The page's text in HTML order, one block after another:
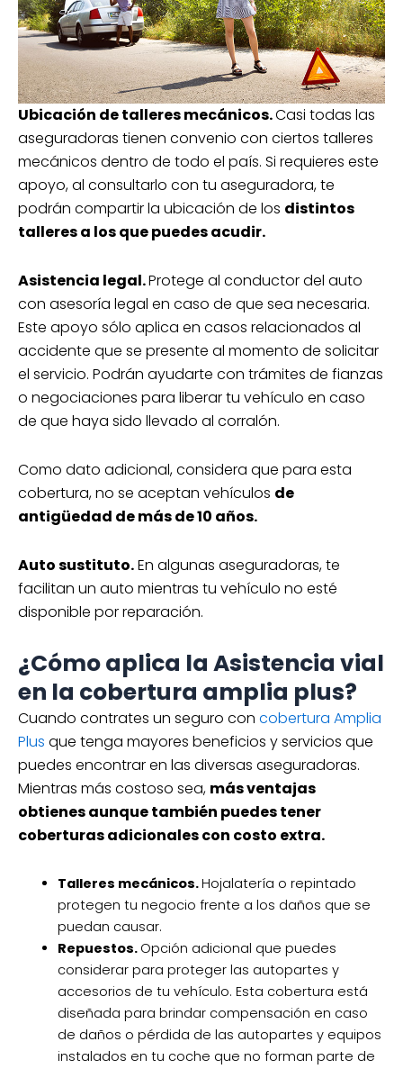
Ubicación de talleres mecánicos.Casi todas las
aseguradoras tienen convenio con ciertos talleres
mecánicos dentro de todo el país. Si requieres este
apoyo, al consultarlo con tu aseguradora, te
podrán compartir la ubicación de los distintos
talleres a los que puedes acudir.
Asistencia legal.Protege al conductor del auto
con asesoría legal en caso de que sea necesaria.
Este apoyo sólo aplica en casos relacionados al
accidente que se presente al momento de solicitar
el servicio. Podrán ayudarte con trámites de fianzas
o negociaciones para liberar tu vehículo en caso
de que haya sido llevado al corralón.
Como dato adicional, considera que para esta
cobertura, no se aceptan vehículos de
antigüedad de más de 10 años.
Auto sustituto.En algunas aseguradoras, te
facilitan un auto mientras tu vehículo no esté
disponible por reparación.
¿Cómo aplica la Asistencia vial
en la cobertura amplia plus?
Cuando contrates un seguro con cobertura Amplia
Plus que tenga mayores beneficios y servicios que
puedes encontrar en las diversas aseguradoras.
Mientras más costoso sea, más ventajas
obtienes aunque también puedes tener
coberturas adicionales con costo extra.
Talleres mecánicos.Hojalatería o repintado
protegen tu negocio frente a los daños que se
puedan causar.
Repuestos. Opción adicional que puedes
considerar para proteger las autopartes y
accesorios de tu vehículo. Esta cobertura está
diseñada para brindar compensación en caso
de daños o pérdida de las autopartes y equipos
instalados en tu coche que no forman parte de